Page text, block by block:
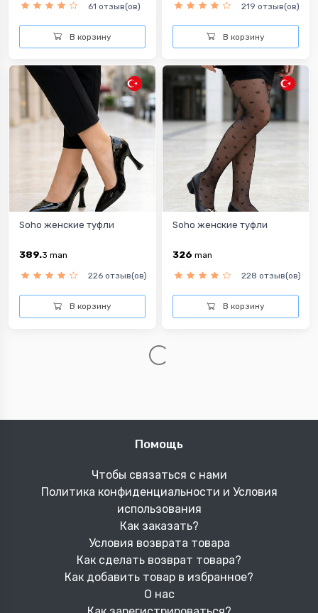
61 отзыв(ов)
В корзину
219 отзыв(ов)
В корзину
Soho женские туфли
389.3 man
226 отзыв(ов)
В корзину
Soho женские туфли
326 man
228 отзыв(ов)
В корзину
Помощь
Чтобы связаться с нами
Политика конфиденциальности и Условия
использования
Как заказать?
Условия возврата товара
Как сделать возврат товара?
Как добавить товар в избранное?
О нас